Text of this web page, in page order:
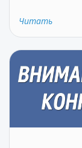
Читать